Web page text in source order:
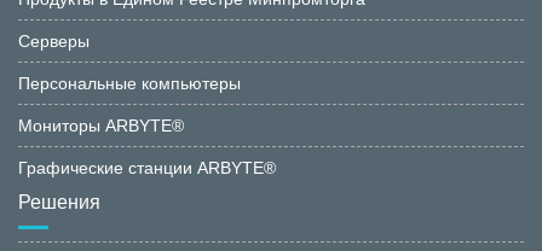
Серверы
Персональные компьютеры
Мониторы ARBYTE®
Графические станции ARBYTE®
Решения